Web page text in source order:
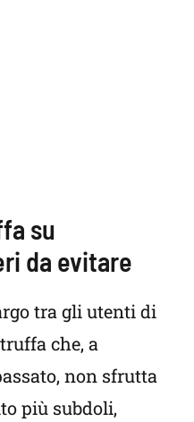
su
da evitare
tra gli utenti di
che, a
non sfrutta
più subdoli,